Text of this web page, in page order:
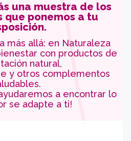
una muestra de los
que ponemos a tu
más allá: en Naturaleza
con productos de
natural,
y otros complementos
a encontrar lo
se adapte a ti!